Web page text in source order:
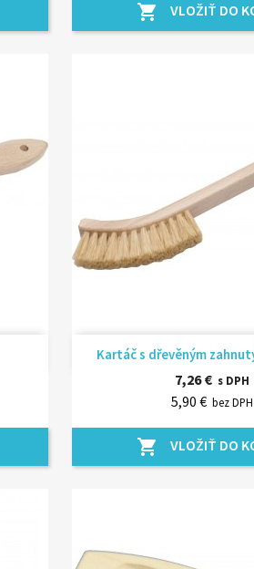
shopping_cart VLOŽIŤ DO
Kartáč s dřevěným
7,26 € s DPH
5,90 € bez DPH
shopping_cart VLOŽIŤ DO
Rýchly